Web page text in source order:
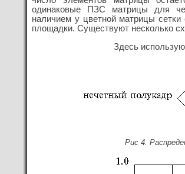
одинаковые ПЗС матрицы для
наличием у цветной матрицы сетки
площадки. Существуют несколько
Здесь
Рис 4.